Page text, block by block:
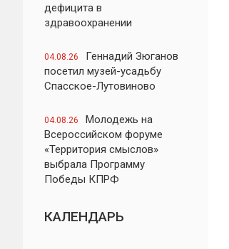
дефицита в
здравоохранении
04.08.26
Геннадий Зюганов
посетил музей-усадьбу
Спасское-Лутовиново
04.08.26
Молодежь на
Всероссийском форуме
«Территория смыслов»
выбрала Программу
Победы КПРФ
КАЛЕНДАРЬ